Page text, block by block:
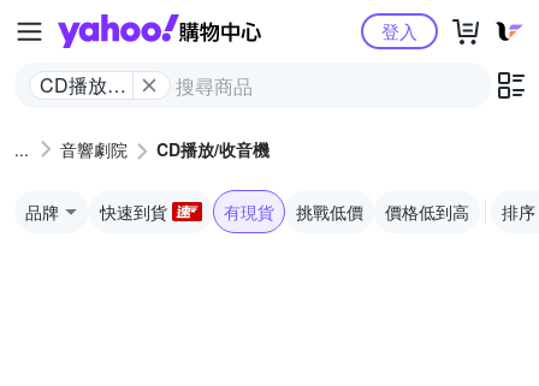
Yahoo購物中心
CD播放/
登入
音響劇院 CD播放/收音機
品牌 快速到貨 有現貨 挑戰低價 價格低到高 排序